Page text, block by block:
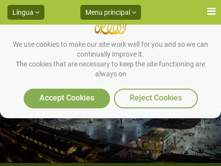
We use cookies to make our site work well for you and so we can
continually improve it.
The cookies that are necessary to keep the site functioning are
always on
Accept Cookies Reject Cookies
Língua Menu principal
A intercessão do Profeta